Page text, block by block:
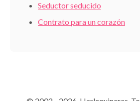
Seductor seducido
Contrato para un corazón